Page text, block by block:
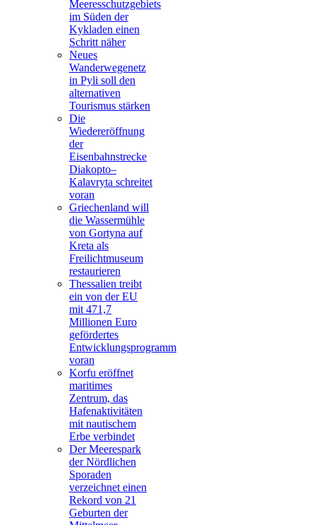
Meeresschutzgebiets
im Süden der
Kykladen einen
Schritt näher
Neues
Wanderwegenetz
in Pyli soll den
alternativen
Tourismus stärken
Die
Wiedereröffnung
der
Eisenbahnstrecke
Diakopto–
Kalavryta schreitet
voran
Griechenland will
die Wassermühle
von Gortyna auf
Kreta als
Freilichtmuseum
restaurieren
Thessalien treibt
ein von der EU
mit 471,7
Millionen Euro
gefördertes
Entwicklungsprogramm
voran
Korfu eröffnet
maritimes
Zentrum, das
Hafenaktivitäten
mit nautischem
Erbe verbindet
Der Meerespark
der Nördlichen
Sporaden
verzeichnet einen
Rekord von 21
Geburten der